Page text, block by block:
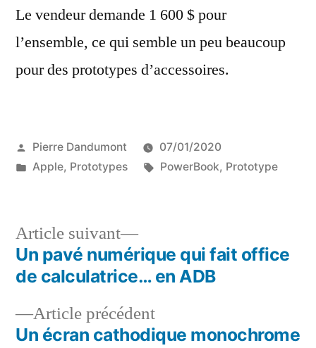
Le vendeur demande 1 600 $ pour
l’ensemble, ce qui semble un peu beaucoup
pour des prototypes d’accessoires.
Publié
par
Pierre Dandumont
07/01/2020
Publié
Apple, Prototypes Étiquettes :
PowerBook, Prototype
Navigation
l’article
Article précédentArticle
précédent :
Un écran cathodique monochrome
Article suivant
Article
suivant :
Un pavé numérique qui fait office
de calculatrice… en ADB